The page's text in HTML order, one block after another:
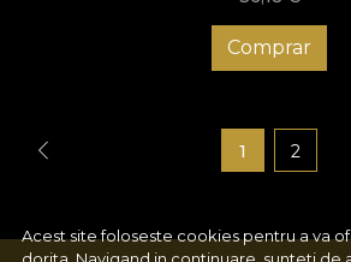
Comprar
1 2
Acest site foloseste cookies pentru a va